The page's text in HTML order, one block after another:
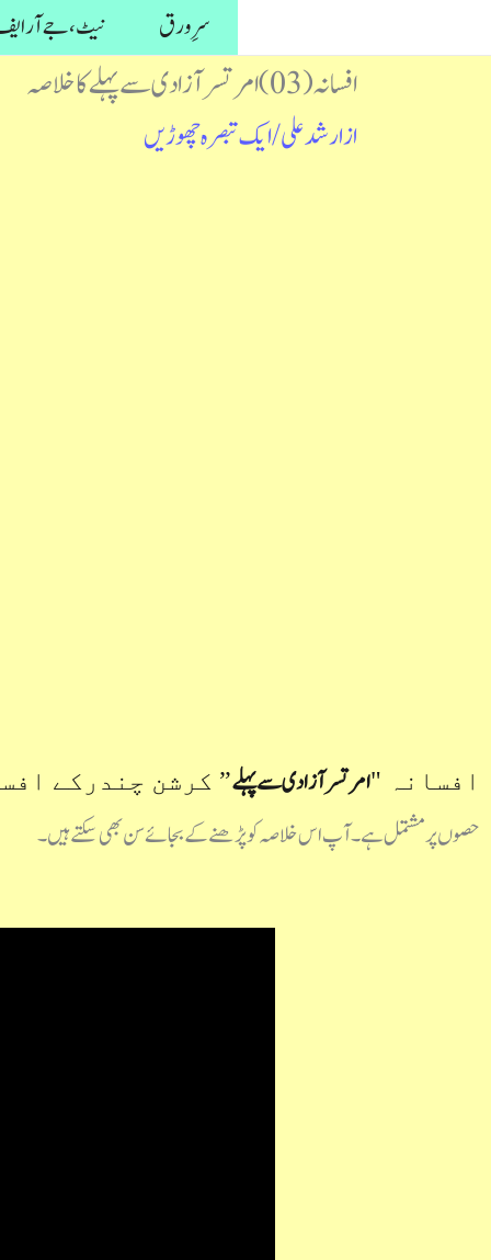
سرِ ورق نیٹ، جے آر
افسانہ (03) امرتسر آزادی سے پہلے کا خلاصہ
ازارشد علی/ایک تبصرہ چھوڑیں
افسانہ "امرتسر آزادی سے پہلے” کرشن چندرکے
حصوں پر مشتمل ہے۔ آپ اس خلاصہ کو پڑھنے کے بجائے سن بھی سکتے ہیں۔